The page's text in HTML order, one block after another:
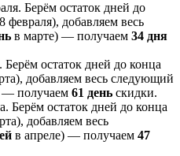
Берём остаток дней до
февраля), добавляем весь
в марте) — получаем 34 дня
остаток дней до конца
добавляем весь следующий
— получаем 61 день скидки.
Берём остаток дней до конца
добавляем весь
в апреле) — получаем 47